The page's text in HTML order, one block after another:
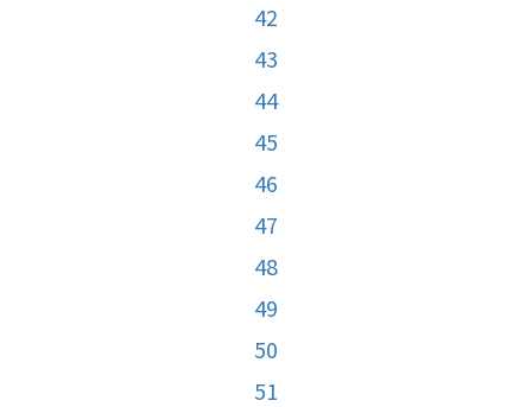
42
43
44
45
46
47
48
49
50
51